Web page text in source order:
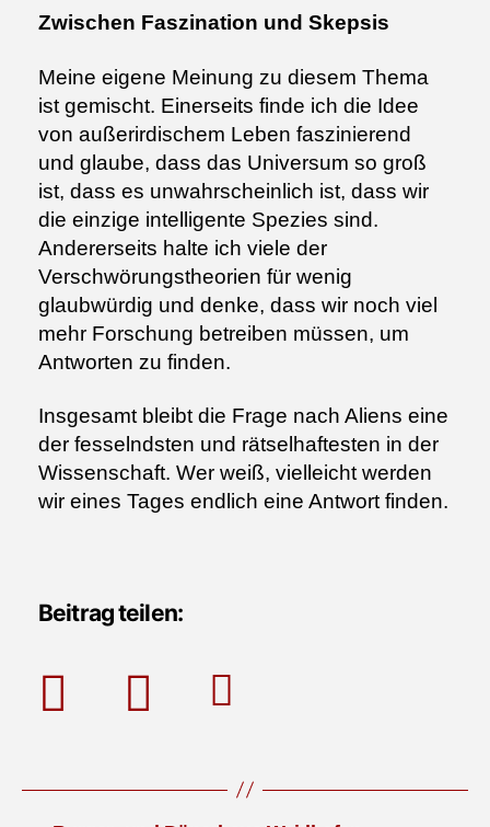
Zwischen Faszination und Skepsis
Meine eigene Meinung zu diesem Thema
ist gemischt. Einerseits finde ich die Idee
von außerirdischem Leben faszinierend
und glaube, dass das Universum so groß
ist, dass es unwahrscheinlich ist, dass wir
die einzige intelligente Spezies sind.
Andererseits halte ich viele der
Verschwörungstheorien für wenig
glaubwürdig und denke, dass wir noch viel
mehr Forschung betreiben müssen, um
Antworten zu finden.
Insgesamt bleibt die Frage nach Aliens eine
der fesselndsten und rätselhaftesten in der
Wissenschaft. Wer weiß, vielleicht werden
wir eines Tages endlich eine Antwort finden.
Beitrag teilen: